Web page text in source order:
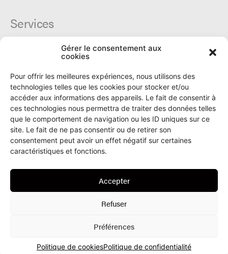
Gérer le consentement aux
cookies
Pour offrir les meilleures expériences, nous utilisons des
technologies telles que les cookies pour stocker et/ou
accéder aux informations des appareils. Le fait de consentir à
ces technologies nous permettra de traiter des données telles
que le comportement de navigation ou les ID uniques sur ce
site. Le fait de ne pas consentir ou de retirer son
consentement peut avoir un effet négatif sur certaines
caractéristiques et fonctions.
Accepter
Refuser
Préférences
Politique de cookiesPolitique de confidentialité
Services
Archives
Tarifs et dates de parutions
Politique de cookies
Politique de confidentialité
Le Ô
2300 La Chaux-de-Fonds
info@le-O.ch
© Le Ô 2022